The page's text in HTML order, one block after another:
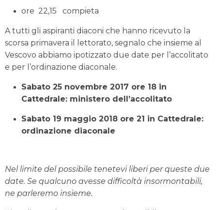
ore 22,15 compieta
A tutti gli aspiranti diaconi che hanno ricevuto la
scorsa primavera il lettorato, segnalo che insieme al
Vescovo abbiamo ipotizzato due date per l’accolitato
e per l’ordinazione diaconale.
Sabato 25 novembre 2017 ore 18 in
Cattedrale: ministero dell’accolitato
Sabato 19 maggio 2018 ore 21 in Cattedrale:
ordinazione diaconale
Nel limite del possibile tenetevi liberi per queste due
date. Se qualcuno avesse difficoltà insormontabili,
ne parleremo insieme.